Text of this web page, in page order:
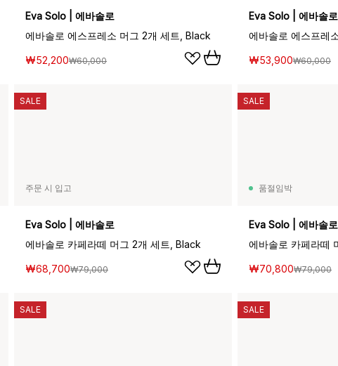
Eva Solo | 에바솔로
에바솔로 에스프레소 머그 2개 세트, Black
₩52,200₩60,000
Eva Solo | 에바솔로
₩53,900₩60,000
주문 시 입고
Eva Solo | 에바솔로
에바솔로 카페라떼 머그 2개 세트, Black
₩68,700₩79,000
SALE
품절임박
Eva Solo | 에바솔로
₩70,800₩79,000
SALE
SALE SALE